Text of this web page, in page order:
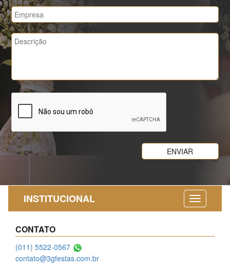
INSTITUCIONAL
CONTATO
(011) 5522-0567
contato@3gfestas.com.br